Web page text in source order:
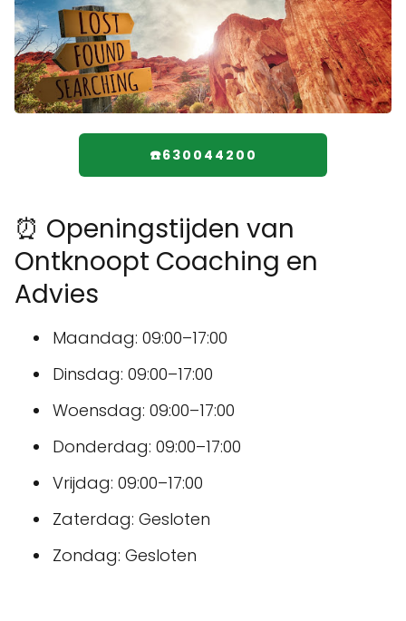
☎️630044200
⏰ Openingstijden van
Ontknoopt Coaching en
Advies
Maandag: 09:00–17:00
Dinsdag: 09:00–17:00
Woensdag: 09:00–17:00
Donderdag: 09:00–17:00
Vrijdag: 09:00–17:00
Zaterdag: Gesloten
Zondag: Gesloten